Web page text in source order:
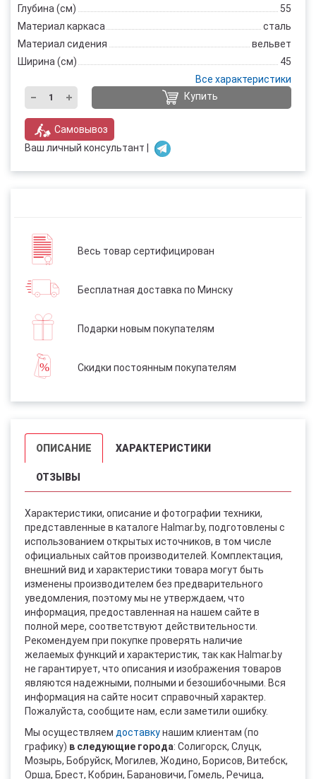
Глубина (см)
55
Материал каркаса
сталь
Материал сидения
вельвет
Ширина (см)
45
Все характеристики
Купить
Самовывоз
Ваш личный консультант |
Весь товар сертифицирован
Бесплатная доставка по Минску
Подарки новым покупателям
Скидки постоянным покупателям
ОПИСАНИЕ ХАРАКТЕРИСТИКИ
ОТЗЫВЫ
Характеристики, описание и фотографии техники,
представленные в каталоге Halmar.by, подготовлены с
использованием открытых источников, в том числе
официальных сайтов производителей. Комплектация,
внешний вид и характеристики товара могут быть
изменены производителем без предварительного
уведомления, поэтому мы не утверждаем, что
информация, предоставленная на нашем сайте в
полной мере, соответствуют действительности.
Рекомендуем при покупке проверять наличие
желаемых функций и характеристик, так как Halmar.by
не гарантирует, что описания и изображения товаров
являются надежными, полными и безошибочными. Вся
информация на сайте носит справочный характер.
Пожалуйста, сообщите нам, если заметили ошибку.
Мы осуществляем доставкунашим клиентам (по
графику) в следующие города: Солигорск, Слуцк,
Мозырь, Бобруйск, Могилев, Жодино, Борисов, Витебск,
Орша, Брест, Кобрин, Барановичи, Гомель, Речица,